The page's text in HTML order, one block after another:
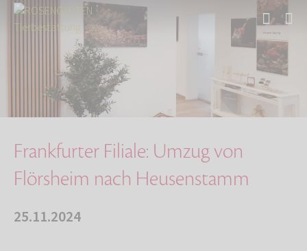
Über uns
Aktuelles
Frankfurter Filiale: Umzug von Flörsheim nach…
Frankfurter Filiale: Umzug von
Flörsheim nach Heusenstamm
25.11.2024